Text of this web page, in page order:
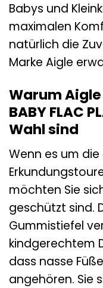
Babys und
maximalen
natürlich die
Marke Aigle
Warum
BABY FLAC
Wahl sind
Wenn es um
möchten Sie
geschützt sind.
Gummistiefel
kindgerechtem
dass nasse
angehören. Sie